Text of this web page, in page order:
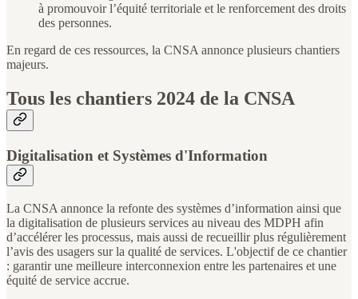
à promouvoir l’équité territoriale et le renforcement des droits
des personnes.
En regard de ces ressources, la CNSA annonce plusieurs chantiers
majeurs.
Tous les chantiers 2024 de la CNSA
Digitalisation et Systèmes d'Information
La CNSA annonce la refonte des systèmes d’information ainsi que
la digitalisation de plusieurs services au niveau des MDPH afin
d’accélérer les processus, mais aussi de recueillir plus régulièrement
l’avis des usagers sur la qualité de services. L'objectif de ce chantier
: garantir une meilleure interconnexion entre les partenaires et une
équité de service accrue.